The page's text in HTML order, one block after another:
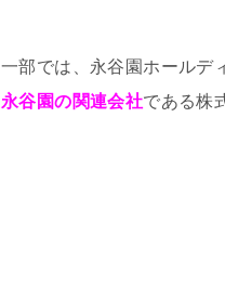
一部では、永谷園ホールデ
永谷園の関連会社である株